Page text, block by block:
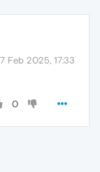
Feb 2025, 17:33
0